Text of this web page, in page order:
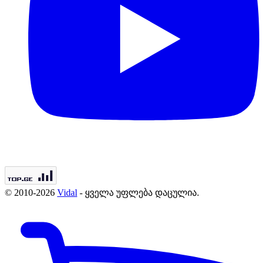
© 2010-2026 Vidal - ყველა უფლება დაცულია.